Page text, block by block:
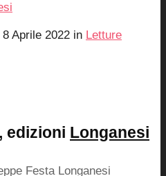
8 Aprile 2022 in Letture
, edizioni Longanesi